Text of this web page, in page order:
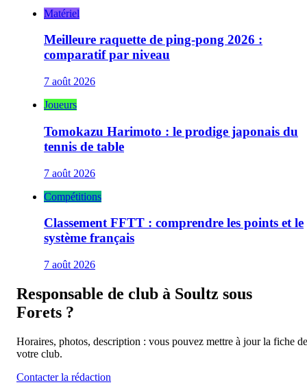
Matériel
Meilleure raquette de ping-pong 2026 :
comparatif par niveau
7 août 2026
Joueurs
Tomokazu Harimoto : le prodige japonais du
tennis de table
7 août 2026
Compétitions
Classement FFTT : comprendre les points et le
système français
7 août 2026
Responsable de club à Soultz sous
Forets ?
Horaires, photos, description : vous pouvez mettre à jour la fiche de
votre club.
Contacter la rédaction